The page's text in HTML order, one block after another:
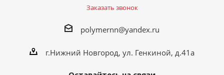
Заказать звонок
polymernn@yandex.ru
г.Нижний Новгород, ул. Генкиной, д.41а